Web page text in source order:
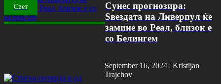
Свет
Сунес прогнозира:
Ѕвездата на Ливерпул ќе
замине во Реал, близок е
со Белингем
September 16, 2024 | Kristijan
Trajchov